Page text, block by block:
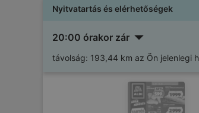
Nyitvatartás és elérhetőségek
20:00 órakor zár
távolság: 193,44 km az Ön jelenlegi